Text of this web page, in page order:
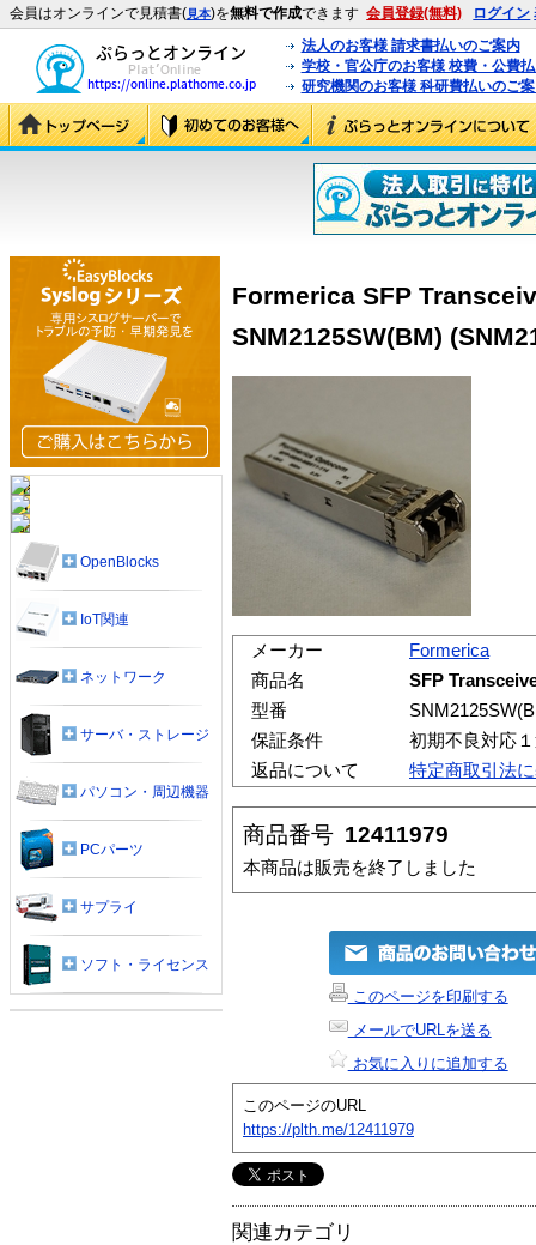
会員はオンラインで見積書(見本)を無料で作成できます 会員登録(無料) ログイン
法人のお客様 請求書払いのご案内
学校・官公庁のお客様 校費・公費
研究機関のお客様 科研費払いのご
Formerica SFP
SNM2125SW(BM)
メーカー
Formerica
商品名
SFP
型番
保証条件
初期不良対応
返品について
特定商取引法
商品番号 12411979
本商品は販売を終了しました
このページを印刷する
メールでURLを送る
お気に入りに追加する
このページのURL
https://plth.me/12411979
関連カテゴリ
OpenBlocks
IoT関連
ネットワーク
サーバ・ストレージ
パソコン・周辺機器
PCパーツ
サプライ
ソフト・ライセンス